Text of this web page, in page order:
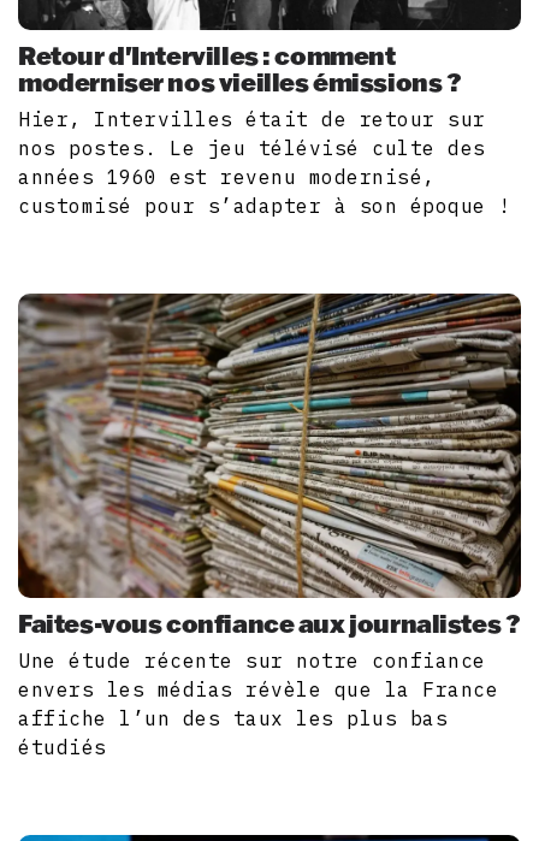
Retour d'Intervilles : comment
moderniser nos vieilles émissions ?
Hier, Intervilles était de retour sur
nos postes. Le jeu télévisé culte des
années 1960 est revenu modernisé,
customisé pour s’adapter à son époque !
Faites-vous confiance aux journalistes ?
Une étude récente sur notre confiance
envers les médias révèle que la France
affiche l’un des taux les plus bas
étudiés